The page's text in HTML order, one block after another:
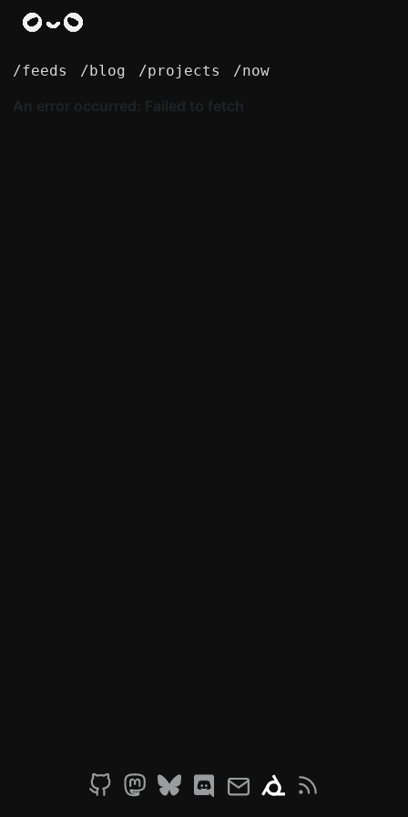
/feeds /blog /projects /now